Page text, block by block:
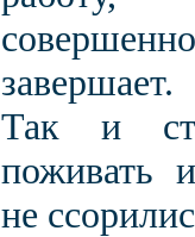
завершает.
Так и
поживать
не